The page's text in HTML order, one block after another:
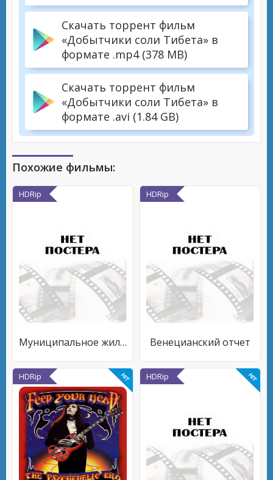
Скачать торрент фильм
«Добытчики соли Тибета» в
формате .mp4 (378 MB)
Скачать торрент фильм
«Добытчики соли Тибета» в
формате .avi (1.84 GB)
Похожие фильмы:
HDRip
Муниципальное жилье
HDRip
Венецианский отчет
HDRip HDRip